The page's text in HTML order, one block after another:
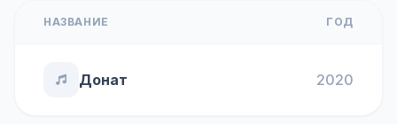
НАЗВАНИЕ ГОД
Донат 2020